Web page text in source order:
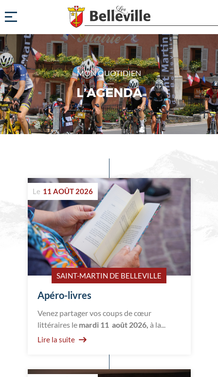
MON QUOTIDIEN
L’AGENDA
venir
SAINT-MARTIN DE BELLEVILLE
Le 11 AOÛT 2026
Apéro-livres
Venez partager vos coups de cœur
littéraires le mardi 11 août 2026, à la...
Lire la suite